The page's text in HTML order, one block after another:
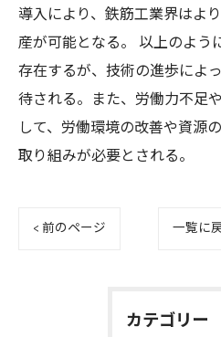
導入により、鉄筋工業界はよ
産が可能となる。 以上のよう
存在するが、技術の進歩によ
待される。また、労働力不足
して、労働環境の改善や資源
取り組みが必要とされる。
< 前のページ 一覧に
カテゴリー